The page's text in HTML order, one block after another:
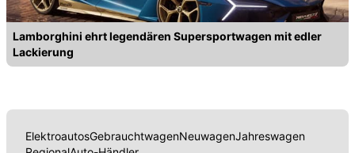
Lamborghini ehrt legendären Supersportwagen mit edler
Lackierung
ElektroautosGebrauchtwagenNeuwagenJahreswagen